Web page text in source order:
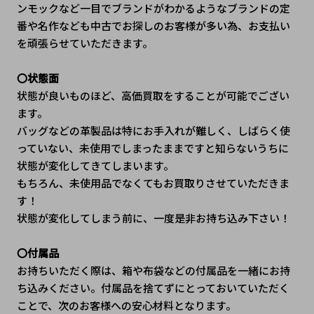
ンモックなど一目でブランドがわかるようなブランドの定
番や名作なども中古でお探しのお客様が多い為、お支払い
を頑張らせていただきます。
〇状態面
状態が良いものほど、高価買取をすることが可能でござい
ます。
バッグなどの革製品は特にお手入れが難しく、しばらく使
っていない、未使用でしまったままですと知らないうちに
状態が変化してきてしまいます。
もちろん、未使用品でなくてもお買取りさせていただきま
す！
状態が変化してしまう前に、一度是非お持ち込み下さい！
〇付属品
お持ちいただく際は、箱や布袋などの付属品を一緒にお持
ち込みください。付属品を捨てずにとっておいていただく
ことで、次のお客様への安心材料となります。